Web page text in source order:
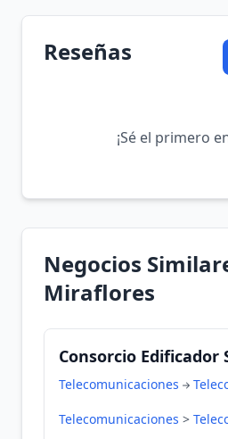
Reseñas
¡Sé el primero
Negocios
Miraflores
Consorcio Edificador
Telecomunicaciones
Telecomunicaciones >